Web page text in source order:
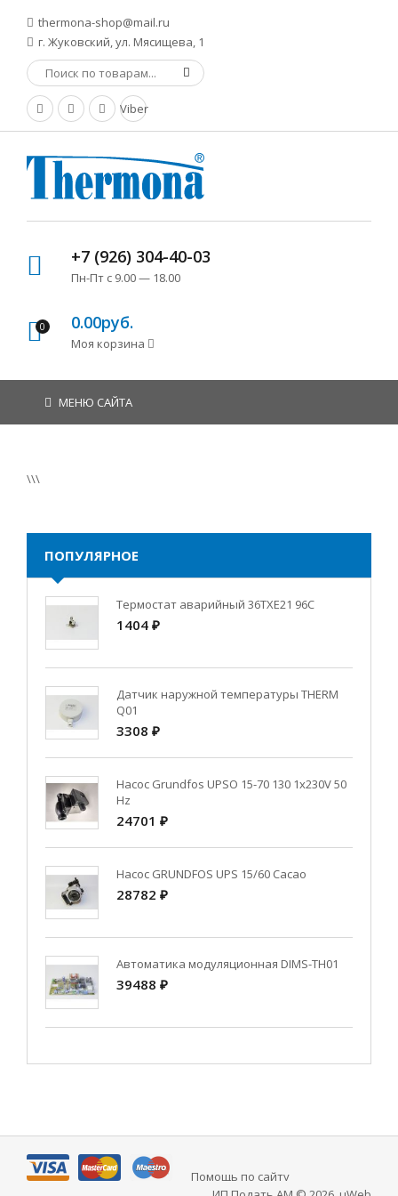
thermona-shop@mail.ru
г. Жуковский, ул. Мясищева, 1
Viber
+7 (926) 304-40-03
Пн-Пт с 9.00 — 18.00
0 0.00руб.
Моя корзина
МЕНЮ САЙТА
\\\
ПОПУЛЯРНОЕ
Термостат аварийный 36TXE21 96C
1404 ₽
Датчик наружной температуры THERM
Q01
3308 ₽
Насос Grundfos UPSO 15-70 130 1x230V 50
Hz
24701 ₽
Насос GRUNDFOS UPS 15/60 Cacao
28782 ₽
Автоматика модуляционная DIMS-TH01
39488 ₽
Помощь по сайту